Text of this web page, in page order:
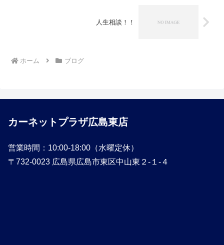
人生相談！！
ホーム ブログ
カーネットプラザ広島東店
営業時間：10:00-18:00（水曜定休）
〒732-0023 広島県広島市東区中山東２-１-４